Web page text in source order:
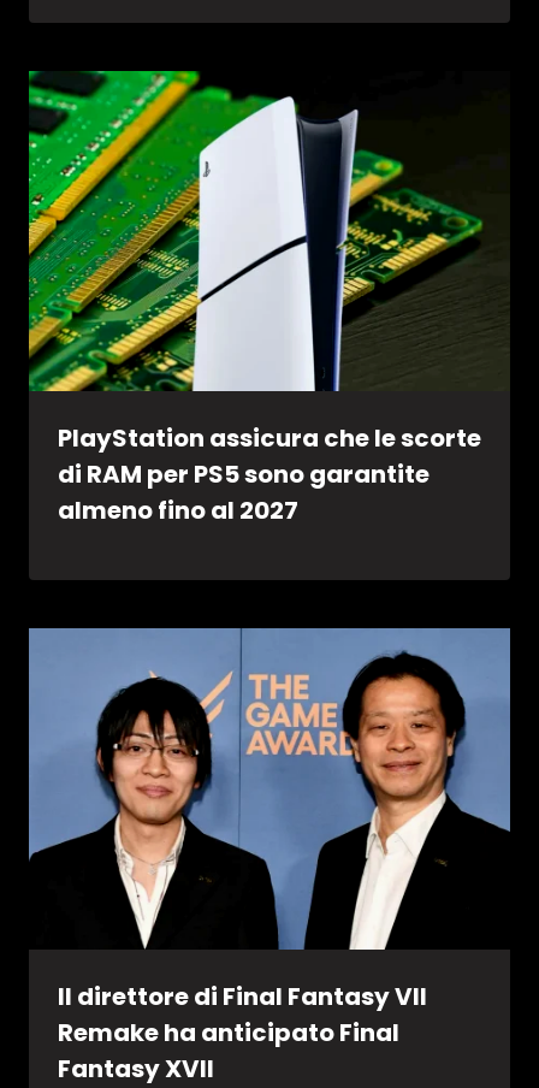
PlayStation assicura che le scorte
di RAM per PS5 sono garantite
almeno fino al 2027
Il direttore di Final Fantasy VII
Remake ha anticipato Final
Fantasy XVII